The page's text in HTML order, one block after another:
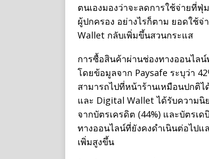
ตนเองมองว่าจะลดการใช้จ่ายที่ฟุ่
ผู้ปกครอง อย่างไรก็ตาม ยอดใช้
Wallet กลับเพิ่มขึ้นสวนกระแส
การซื้อสินค้าผ่านช่องทางออนไล
โดยข้อมูลจาก Paysafe ระบุว่า
สามารถไปที่หน้าร้านเหมือนปกติ
และ Digital Wallet ได้รับความนิ
จากบัตรเครดิต (44%) และบัตรเ
ทางออนไลน์ที่ยังคงดำเนินต่อไป
เพิ่มสูงขึ้น